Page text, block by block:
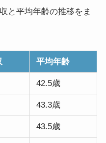
と平均年齢の推移をま
平均年齢
42.5歳
43.3歳
43.5歳